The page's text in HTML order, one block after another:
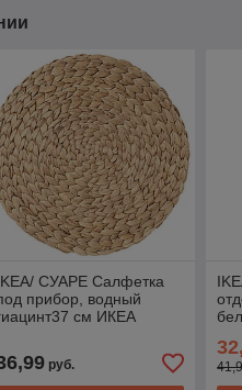
СУАРЕ Салфетка
прибор, водный
см ИКЕА
руб.